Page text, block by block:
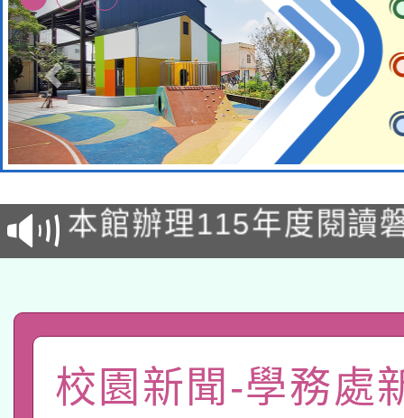
本校115學年度第2次
招甄選結果公告(無人
招)
適應運動共學行動站研
本館辦理115年度閱讀
暨閱讀推動專業研習
科技賦能─人工智慧
礎課程
「數位內容與教學軟體
pilot」
有關大陸委員會函釋公
校園新聞-學務處